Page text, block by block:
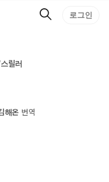
검
로그인
릴러
해온 번역